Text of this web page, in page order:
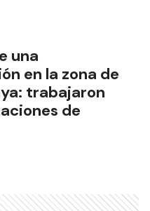
una
en la zona de
trabajaron
de